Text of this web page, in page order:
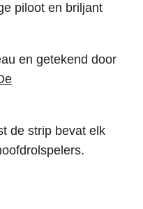
piloot en briljant
en getekend door
de strip bevat elk